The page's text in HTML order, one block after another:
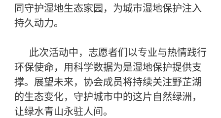
同守护湿地生态家园，为城市湿地保护注入
持久动力。
此次活动中，志愿者们以专业与热情践行
环保使命，用科学数据为是湿地保护提供支
撑。展望未来，协会成员将持续关注野芷湖
的生态变化，守护城市中的这片自然绿洲，
让绿水青山永驻人间。